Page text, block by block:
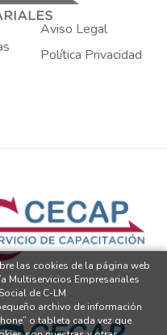
Aviso Legal
Política Privacidad
las cookies de la página web
Multiservicios Empresariales
de C-LM
archivo de información
o tableta cada vez que